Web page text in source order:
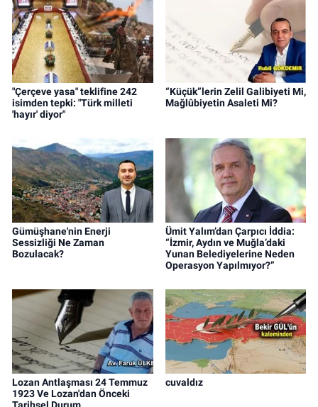
"Çerçeve yasa" teklifine 242
isimden tepki: "Türk milleti
'hayır' diyor"
“Küçük”lerin Zelil Galibiyeti Mi,
Mağlûbiyetin Asaleti Mi?
Gümüşhane'nin Enerji
Sessizliği Ne Zaman
Bozulacak?
Ümit Yalım’dan Çarpıcı İddia:
“İzmir, Aydın ve Muğla’daki
Yunan Belediyelerine Neden
Operasyon Yapılmıyor?”
Lozan Antlaşması 24 Temmuz
1923 Ve Lozan'dan Önceki
cuvaldız